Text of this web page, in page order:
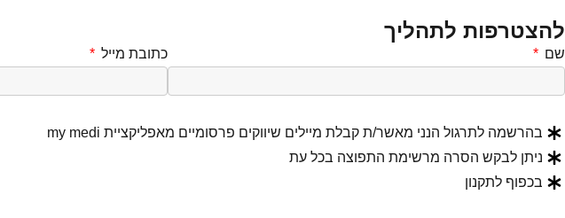
להצטרפות לתהליך
שם כתובת מייל
בהרשמה לתרגול הנני מאשר/ת קבלת מיילים שיווקים פרסומיים מאפליקציית my medi​
ניתן לבקש הסרה מרשימת התפוצה בכל עת​
בכפוף לתקנון